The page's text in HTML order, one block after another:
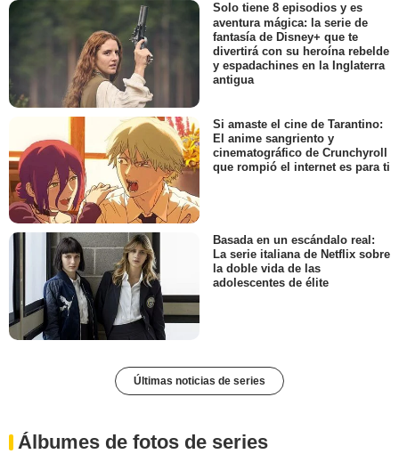
Solo tiene 8 episodios y es
aventura mágica: la serie de
fantasía de Disney+ que te
divertirá con su heroína rebelde
y espadachines en la Inglaterra
antigua
Si amaste el cine de Tarantino:
El anime sangriento y
cinematográfico de Crunchyroll
que rompió el internet es para ti
Basada en un escándalo real:
La serie italiana de Netflix sobre
la doble vida de las
adolescentes de élite
Últimas noticias de series
Álbumes de fotos de series